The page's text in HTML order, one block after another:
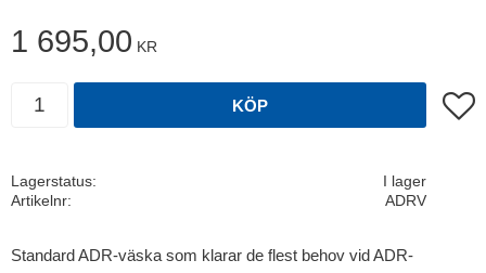
1 695,00 KR
KÖP Lägg
Lagerstatus
I lager
Artikelnr
ADRV
Standard ADR-väska som klarar de flest behov vid ADR-